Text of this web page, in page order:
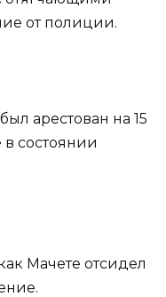
от полиции.
арестован на 15
состоянии
Мачете отсидел